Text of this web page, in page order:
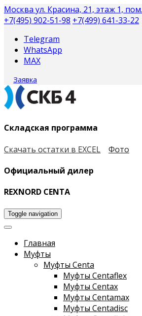
Москва ул. Красина, 21, этаж 1,
+7(495) 902-51-98 +7(499) 641-33-22
Telegram
WhatsApp
MAX
Заявка
Складская программа
Скачать остатки в EXCEL
Фото
Официальный дилер
REXNORD CENTA
Toggle navigation
Главная
Муфты
Муфты Centa
Муфты Centaflex
Муфты Centax
Муфты Centamax
Муфты Centadisc